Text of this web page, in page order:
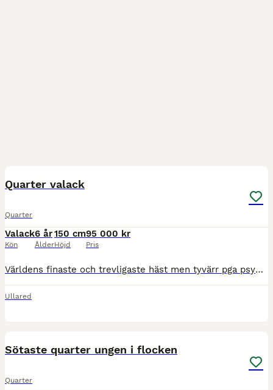
Quarter valack
Quarter
Valack
Kön
6 år
Ålder
150 cm
Höjd
95 000 kr
Pris
Världens finaste och trevligaste häst men tyvärr pga psykisk ohälsa orkar inte jag med och han får inte det han förtjänar. Quarter valack född 2020 lite robustare typen. inte utbildad mest ridit ut m
Ullared
Sötaste quarter ungen i flocken
Quarter